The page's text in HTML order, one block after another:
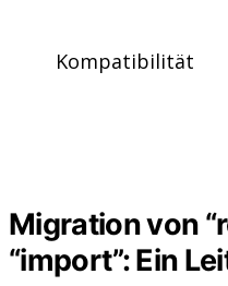
Kompatibilität
Migration von
“import”: Ein